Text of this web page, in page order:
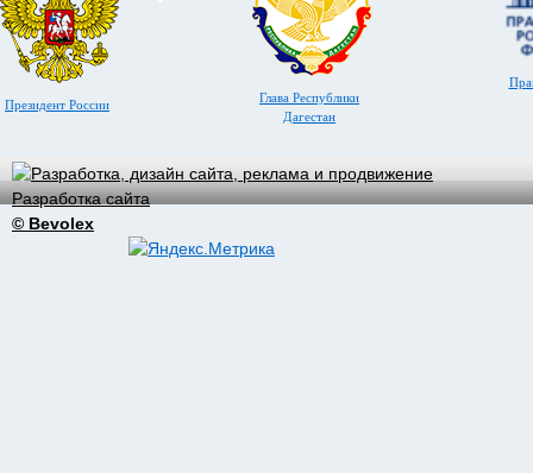
Президент России
Глава Республики
Дагестан
Разработка сайта
© Bevolex